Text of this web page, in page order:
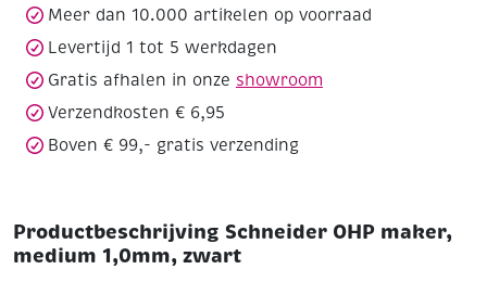
aantal
Meer dan 10.000 artikelen op voorraad
Levertijd 1 tot 5 werkdagen
Gratis afhalen in onze showroom
Verzendkosten € 6,95
Boven € 99,- gratis verzending
Productbeschrijving Schneider OHP maker,
medium 1,0mm, zwart